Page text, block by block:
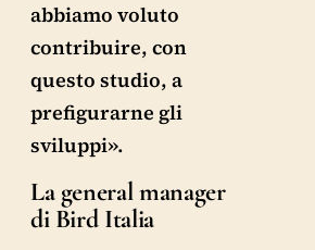
abbiamo voluto
contribuire, con
questo studio, a
prefigurarne gli
sviluppi».
La general manager
di Bird Italia